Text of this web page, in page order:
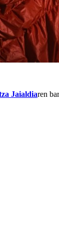
Jaialdiaren